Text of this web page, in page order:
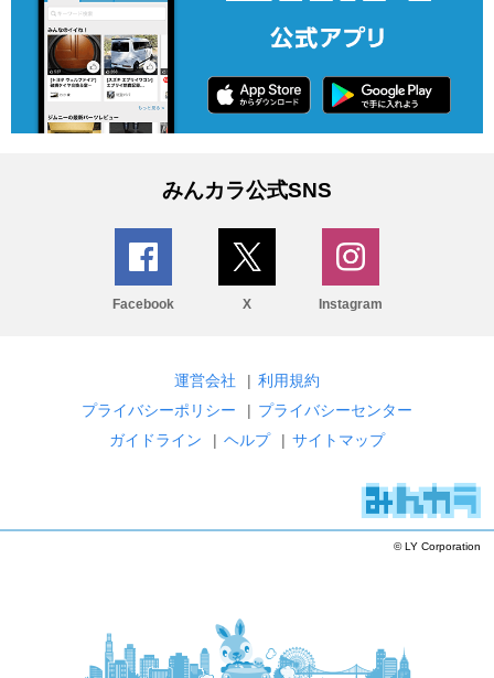
みんカラ公式SNS
Facebook X Instagram
運営会社 | 利用規約
プライバシーポリシー
| プライバシーセンター
ガイドライン
| ヘルプ | サイトマップ
© LY Corporation